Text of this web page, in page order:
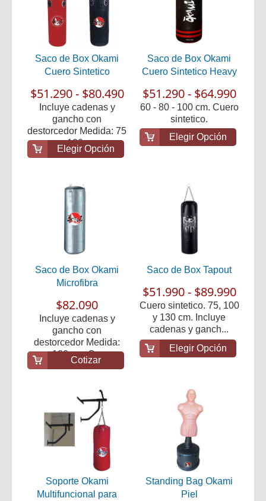
Saco de Box Okami
Cuero Sintetico
$51.290 - $80.490
Incluye cadenas y
gancho con
destorcedor Medida: 75
- 100 ...
Elegir Opción
Saco de Box Okami
Cuero Sintetico Heavy
$51.290 - $64.990
60 - 80 - 100 cm. Cuero
sintetico.
Elegir Opción
Saco de Box Okami
Microfibra
$82.090
Incluye cadenas y
gancho con
destorcedor Medida:
130 cm. C...
Cotizar
Saco de Box Tapout
$51.990 - $89.990
Cuero sintetico. 75, 100
y 130 cm. Incluye
cadenas y ganch...
Elegir Opción
Soporte Okami
Multifuncional para
Standing Bag Okami
Piel